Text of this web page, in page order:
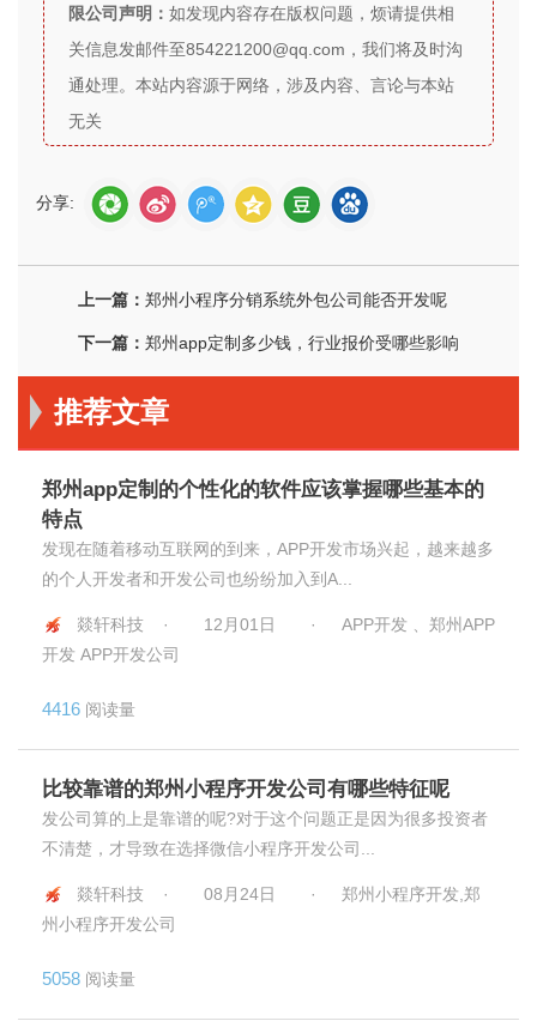
限公司声明： 如发现内容存在版权问题，烦请提供相
关信息发邮件至854221200@qq.com，我们将及时沟
通处理。本站内容源于网络，涉及内容、言论与本站
无关
分享:
上一篇： 郑州小程序分销系统外包公司能否开发呢
下一篇： 郑州app定制多少钱，行业报价受哪些影响
推荐文章
郑州app定制的个性化的软件应该掌握哪些基本的
特点
发现在随着移动互联网的到来，APP开发市场兴起，越来越多
的个人开发者和开发公司也纷纷加入到A...
燚轩科技 · 12月01日 ·
APP开发 、郑州APP
开发 APP开发公司
4416 阅读量
比较靠谱的郑州小程序开发公司有哪些特征呢
发公司算的上是靠谱的呢?对于这个问题正是因为很多投资者
不清楚，才导致在选择微信小程序开发公司...
燚轩科技 · 08月24日 ·
郑州小程序开发,郑
州小程序开发公司
5058 阅读量